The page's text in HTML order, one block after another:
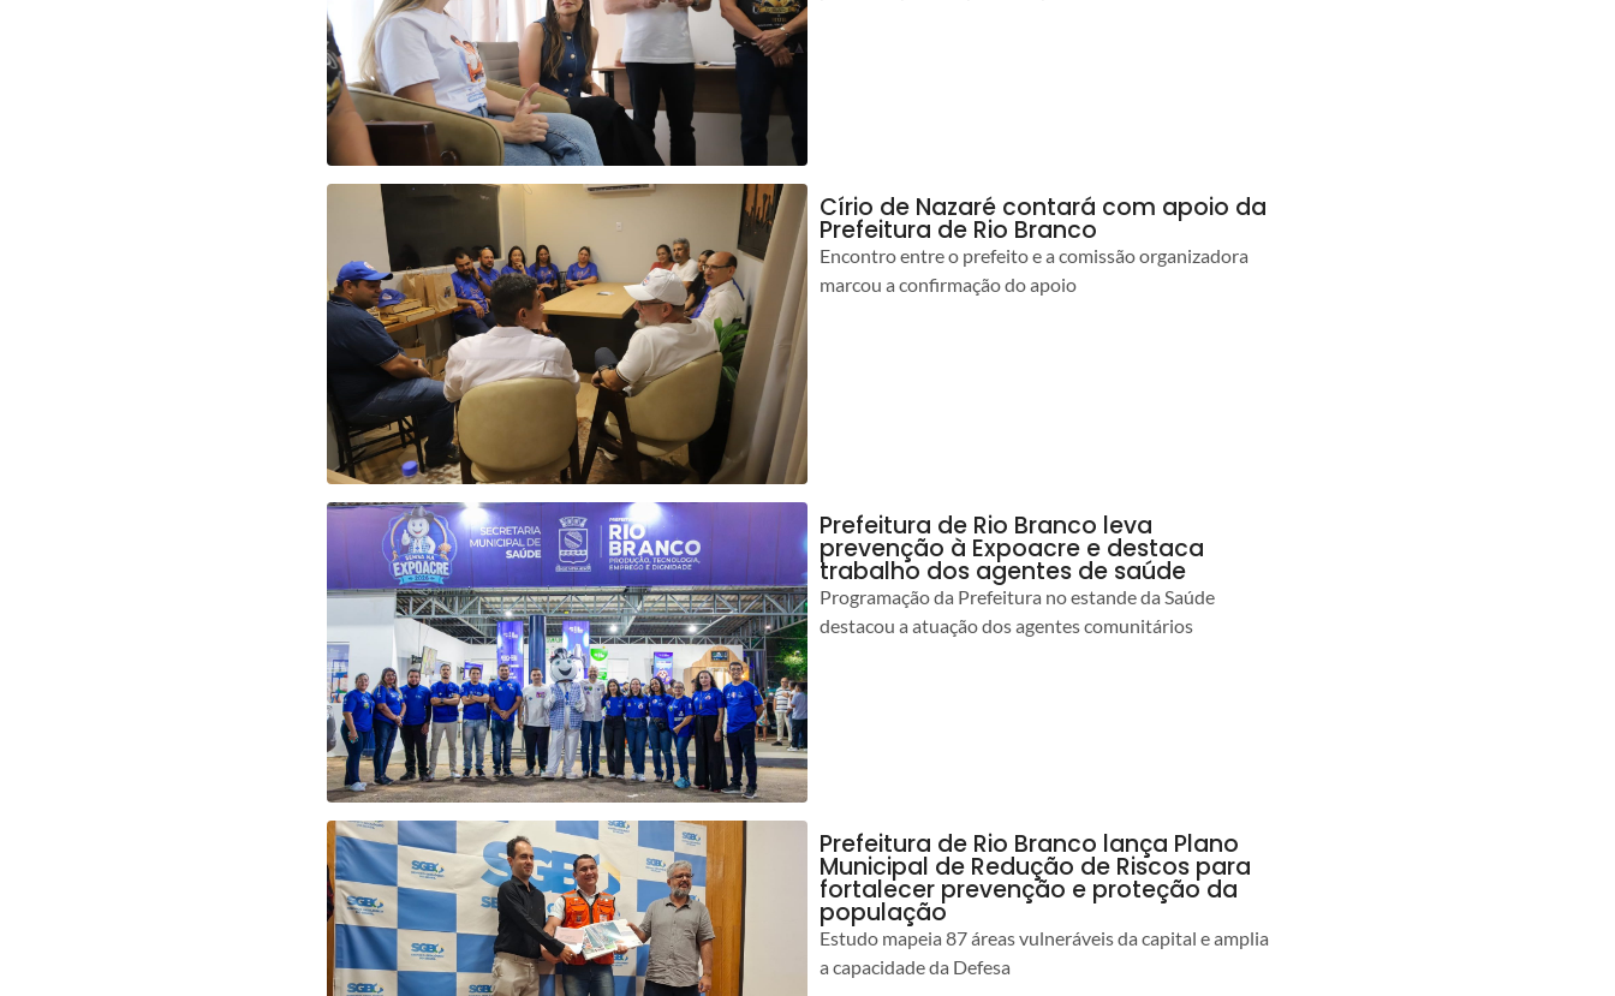
Círio de Nazaré contará com apoio da
Prefeitura de Rio Branco
Encontro entre o prefeito e a comissão organizadora
marcou a confirmação do apoio
Prefeitura de Rio Branco leva
prevenção à Expoacre e destaca
trabalho dos agentes de saúde
Programação da Prefeitura no estande da Saúde
destacou a atuação dos agentes comunitários
Prefeitura de Rio Branco lança Plano
Municipal de Redução de Riscos para
fortalecer prevenção e proteção da
população
Estudo mapeia 87 áreas vulneráveis da capital e amplia
a capacidade da Defesa